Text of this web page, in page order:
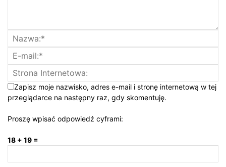
Zapisz moje nazwisko, adres e-mail i stronę internetową w tej
przeglądarce na następny raz, gdy skomentuję.
Proszę wpisać odpowiedź cyframi:
18 + 19 =